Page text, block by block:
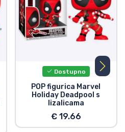
Dostupno
POP figurica Marvel
Holiday Deadpool s
lizalicama
€ 19.66